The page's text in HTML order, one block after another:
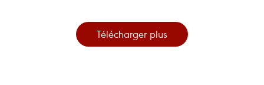
Télécharger plus